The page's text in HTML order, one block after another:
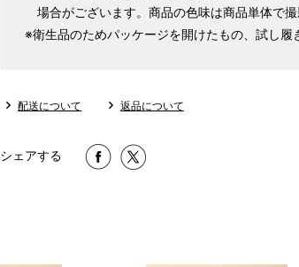
場合がございます。商品の色味は商品単体で
※衛生品のためパッケージを開けたもの、試し履
配送について 返品について
シェアする